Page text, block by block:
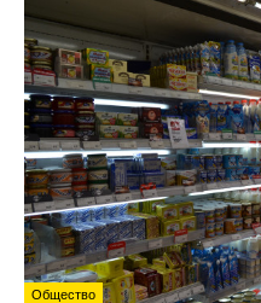
Общество